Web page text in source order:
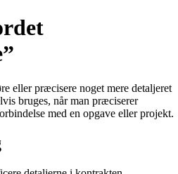
eller præcisere noget mere detaljeret
bruges, når man præciserer
med en opgave eller projekt.